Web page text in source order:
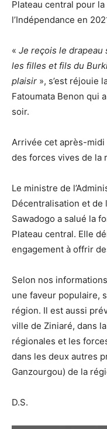
Plateau central pour
l’Indépendance en
« Je reçois le drapeau
les filles et fils du
plaisir », s’est réjouie
Fatoumata Benon qui
soir.
Arrivée cet après-midi
des forces vives de la
Le ministre de
Décentralisation et de
Sawadogo a salué la
Plateau central. Elle
engagement à offrir
Selon nos
une faveur populaire,
région. Il est aussi
ville de Ziniaré, dans
régionales et les
dans les deux autres
Ganzourgou) de la
D.S.